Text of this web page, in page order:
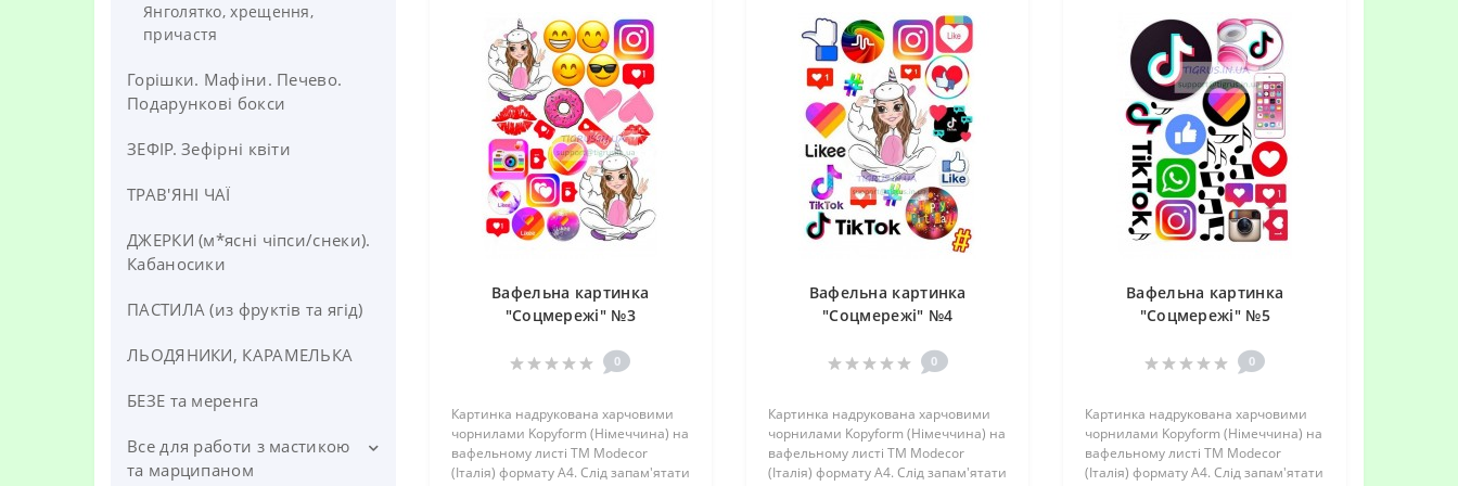
Ляльки ЛОЛ, Кітті, Hello.Kitty
Немо, Спанч Боб, Губка Боб
Пірати. Фердинанд
Планета зомбі
Поні, Одноріжки, Троллі
Принцеси, Попелюшка,
Людина-павук, Черепашки-
ніндзя
Янголятко, хрещення,
причастя
Горішки. Мафіни. Печево.
Подарункові бокси
ЗЕФІР. Зефірні квіти
ТРАВ'ЯНІ ЧАЇ
ДЖЕРКИ (м*ясні чіпси/снеки).
Кабаносики
ПАСТИЛА (из фруктів та ягід)
ЛЬОДЯНИКИ, КАРАМЕЛЬКА
БЕЗЕ та меренга
Все для работи з мастикою
та марципаном
Вафельна картинка
"Соцмережі" №3
0
Картинка надрукована харчовими
чорнилами Kopyform (Німеччина) на
вафельному листі TM Modecor
(Італія) формату А4. Слід запам'ятати
Вафельна картинка
"Соцмережі" №4
0
Картинка надрукована харчовими
чорнилами Kopyform (Німеччина) на
вафельному листі TM Modecor
(Італія) формату А4. Слід запам'ятати
Вафельна картинка
"Соцмережі" №5
0
Картинка надрукована харчовими
чорнилами Kopyform (Німеччина) на
вафельному листі TM Modecor
(Італія) формату А4. Слід запам'ятати